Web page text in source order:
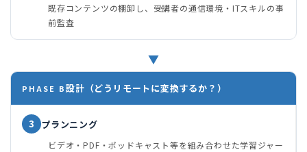
既存コンテンツの棚卸し、受講者の通信環境・ITスキルの事
前監査
▼
PHASE B設計（どうリモートに変換するか？）
3 プランニング
ビデオ・PDF・ポッドキャスト等を組み合わせた学習ジャー